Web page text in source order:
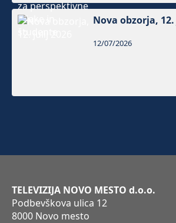
Nova obzorja,
12/07/2026
TELEVIZIJA NOVO MESTO d.o.o.
Podbevškova ulica 12
8000 Novo mesto